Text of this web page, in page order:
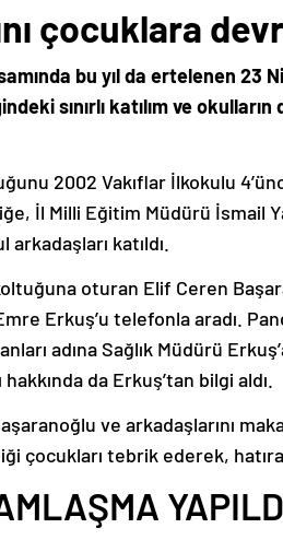
çocuklara
bu yıl da ertelenen 23
sınırlı katılım ve
2002 Vakıflar İlkokulu
İl Milli Eğitim Müdürü İsmail
katıldı.
oturan Elif Ceren
Erkuş’u telefonla aradı.
adına Sağlık Müdürü
da Erkuş’tan bilgi aldı.
ve arkadaşlarını
çocukları tebrik ederek,